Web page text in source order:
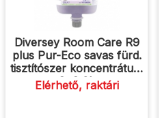
Diversey Room Care R9
plus Pur-Eco savas fürd.
tisztítószer koncentrátum
2*2,0L
Elérhető, raktári